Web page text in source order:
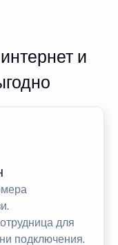
и
для
подключения.